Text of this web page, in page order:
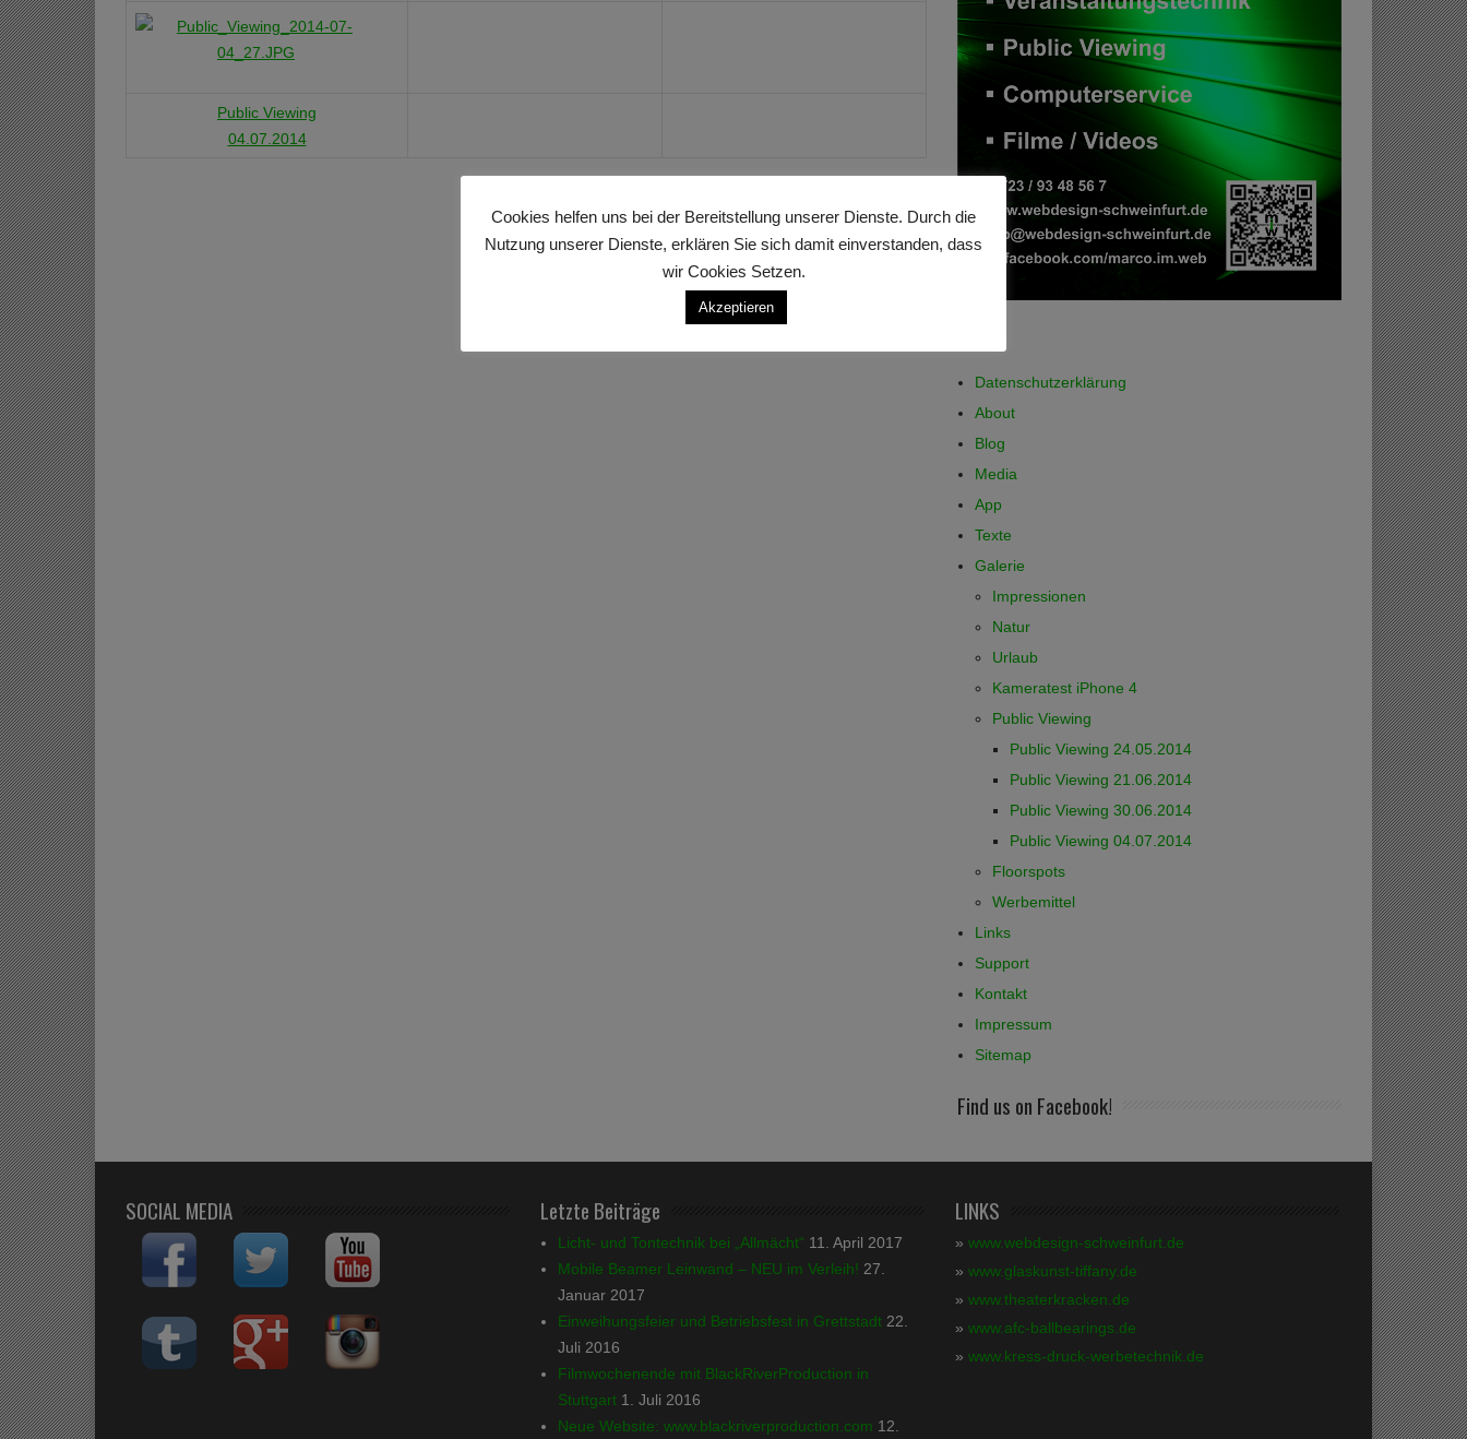
Public Viewing
04.07.2014
Datenschutzerklärung
About
Blog
Media
App
Texte
Galerie
Impressionen
Natur
Urlaub
Kameratest iPhone 4
Public Viewing
Public Viewing 24.05.2014
Public Viewing 21.06.2014
Public Viewing 30.06.2014
Public Viewing 04.07.2014
Floorspots
Werbemittel
Links
Support
Kontakt
Impressum
Sitemap
Find us on Facebook!
SOCIAL MEDIA Letzte Beiträge
Licht- und Tontechnik bei „Allmächt“ 11. April 2017
Mobile Beamer Leinwand – NEU im Verleih! 27.
Januar 2017
Einweihungsfeier und Betriebsfest in Grettstadt 22.
Juli 2016
Filmwochenende mit BlackRiverProduction in
Stuttgart 1. Juli 2016
Neue Website: www.blackriverproduction.com 12.
LINKS
» www.webdesign-schweinfurt.de
» www.glaskunst-tiffany.de
» www.theaterkracken.de
» www.afc-ballbearings.de
» www.kress-druck-werbetechnik.de
Cookies helfen uns bei der Bereitstellung unserer Dienste. Durch die
Nutzung unserer Dienste, erklären Sie sich damit einverstanden, dass
wir Cookies Setzen.
Akzeptieren